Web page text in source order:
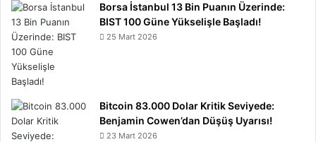
Borsa İstanbul 13 Bin Puanın Üzerinde:
BIST 100 Güne Yükselişle Başladı!
25 Mart 2026
Bitcoin 83.000 Dolar Kritik Seviyede:
Benjamin Cowen’dan Düşüş Uyarısı!
23 Mart 2026